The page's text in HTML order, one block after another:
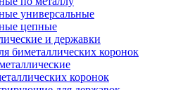
универсальные
цепные
и державки
биметаллических коронок
коронок